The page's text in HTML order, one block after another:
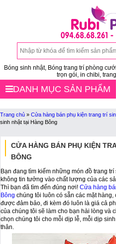
Bóng sinh nhật, Bóng trang trí phòng
trọn gói, in chibi,
DANH MỤC SẢN PHẨM
Trang chủ » Cửa hàng bán phụ kiện trang trí
sinh nhật tại Hàng Bông
CỬA HÀNG BÁN PHỤ KIỆN
BÔNG
Bạn đang tìm kiếm những món đồ trang
không tin tưởng vào chất lượng của các
Thì bạn đã tìm đến đúng nơi! Cửa hàng
Bông chúng tôi luôn có sẵn các mặt
được đảm bảo, đi kèm đó luôn là giá cả
của chúng tôi sẽ làm cho bạn hài lòng và
chọn chúng tôi cho mỗi dịp lễ, mỗi dịp
thân.